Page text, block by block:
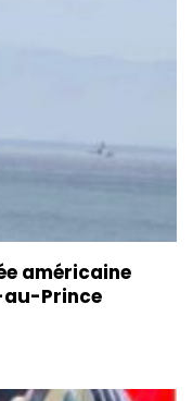
américaine
au-Prince